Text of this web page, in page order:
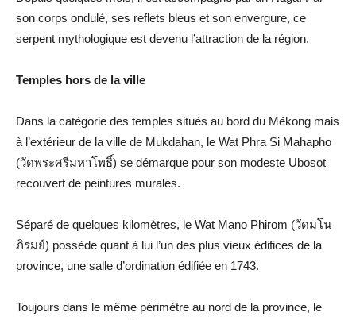
son corps ondulé, ses reflets bleus et son envergure, ce
serpent mythologique est devenu l’attraction de la région.
Temples hors de la ville
Dans la catégorie des temples situés au bord du Mékong mais
à l’extérieur de la ville de Mukdahan, le Wat Phra Si Mahapho
(วัดพระศรีมหาโพธิ์) se démarque pour son modeste Ubosot
recouvert de peintures murales.
Séparé de quelques kilomètres, le Wat Mano Phirom (วัดมโน
ภิรมย์) possède quant à lui l’un des plus vieux édifices de la
province, une salle d’ordination édifiée en 1743.
Toujours dans le même périmètre au nord de la province, le